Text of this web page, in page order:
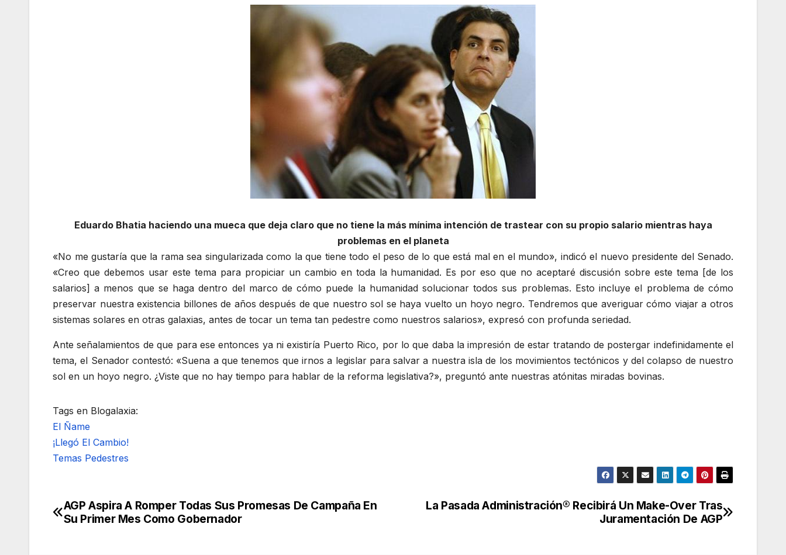
Eduardo Bhatia haciendo una mueca que deja claro que no tiene la más mínima intención de trastear con su propio salario mientras haya
problemas en el planeta
«No me gustaría que la rama sea singularizada como la que tiene todo el peso de lo que está mal en el mundo», indicó el nuevo presidente del Senado.
«Creo que debemos usar este tema para propiciar un cambio en toda la humanidad. Es por eso que no aceptaré discusión sobre este tema [de los
salarios] a menos que se haga dentro del marco de cómo puede la humanidad solucionar todos sus problemas. Esto incluye el problema de cómo
preservar nuestra existencia billones de años después de que nuestro sol se haya vuelto un hoyo negro. Tendremos que averiguar cómo viajar a otros
sistemas solares en otras galaxias, antes de tocar un tema tan pedestre como nuestros salarios», expresó con profunda seriedad.
Ante señalamientos de que para ese entonces ya ni existiría Puerto Rico, por lo que daba la impresión de estar tratando de postergar indefinidamente el
tema, el Senador contestó: «Suena a que tenemos que irnos a legislar para salvar a nuestra isla de los movimientos tectónicos y del colapso de nuestro
sol en un hoyo negro. ¿Viste que no hay tiempo para hablar de la reforma legislativa?», preguntó ante nuestras atónitas miradas bovinas.
Tags en Blogalaxia:
El Ñame
¡Llegó El Cambio!
Temas Pedestres
Navegación
La Pasada Administración® Recibirá Un Make-Over Tras
Juramentación De AGP
AGP Aspira A Romper Todas Sus Promesas De Campaña En
Su Primer Mes Como Gobernador